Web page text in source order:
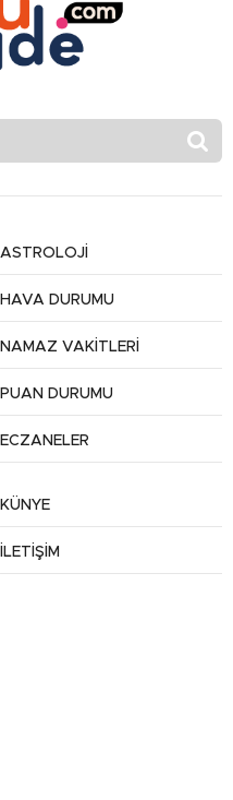
ASTROLOJİ
HAVA DURUMU
NAMAZ VAKİTLERİ
PUAN DURUMU
ECZANELER
KÜNYE
İLETİŞİM